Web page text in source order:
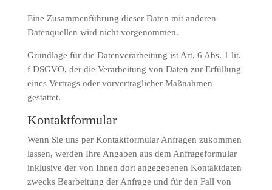
Eine Zusammenführung dieser Daten mit anderen
Datenquellen wird nicht vorgenommen.
Grundlage für die Datenverarbeitung ist Art. 6 Abs. 1 lit.
f DSGVO, der die Verarbeitung von Daten zur Erfüllung
eines Vertrags oder vorvertraglicher Maßnahmen
gestattet.
Kontaktformular
Wenn Sie uns per Kontaktformular Anfragen zukommen
lassen, werden Ihre Angaben aus dem Anfrageformular
inklusive der von Ihnen dort angegebenen Kontaktdaten
zwecks Bearbeitung der Anfrage und für den Fall von